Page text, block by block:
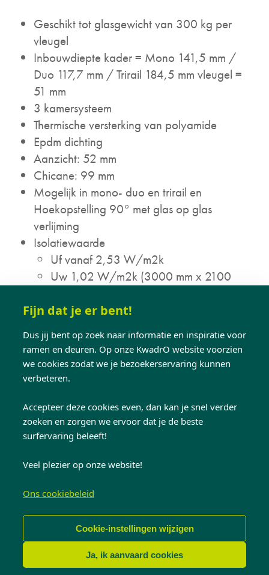
Fijn dat je er bent!
Dus jij bent op zoek naar informatie en inspiratie voor
ramen en deuren. Op onze KwadrO website voorzien
we cookies zodat we je bezoekerservaring kunnen
verbeteren.
Accepteer deze cookies even, dan kan je snel verder
zoeken en zorgen we ervoor dat je de beste
surfervaring beleeft!
Veel plezier op onze website!
Ons cookiebeleid
Cookie-instellingen wijzigen
Ja, ik aanvaard cookies
Geschikt tot glasgewicht van 300 kg per
vleugel
Inbouwdiepte kader = Mono 141,5 mm /
Duo 117,7 mm / Trirail 184,5 mm vleugel =
51 mm
3 kamersysteem
Thermische versterking van polyamide
Epdm dichting
Aanzicht: 52 mm
Chicane: 99 mm
Mogelijk in mono- duo en trirail en
Hoekopstelling 90° met glas op glas
verlijming
Isolatiewaarde
Uf vanaf 2,53 W/m2k
Uw 1,02 W/m2k (3000 mm x 2100
W/m2k)
*De Uw-waarde zijn berekend aan de hand
van een afmeting van 3000x2100mm,
thermische warm-edge afstandhouder
(Berekend conform norm EN ISO 1077-2 &
Afstandshouder PSI 0,036W/m2K)